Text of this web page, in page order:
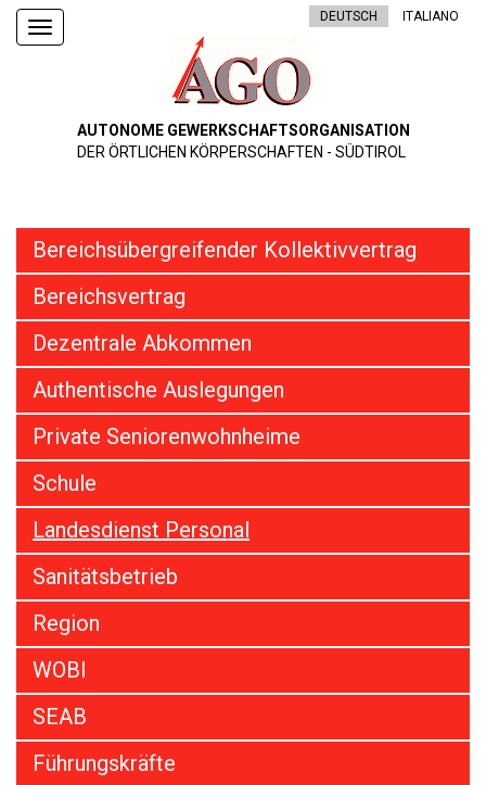
Toggle
DEUTSCH ITALIANO
AUTONOME GEWERKSCHAFTSORGANISATION
DER ÖRTLICHEN KÖRPERSCHAFTEN - SÜDTIROL
Bereichsübergreifender Kollektivvertrag
Bereichsvertrag
Dezentrale Abkommen
Authentische Auslegungen
Private Seniorenwohnheime
Schule
Landesdienst Personal
Sanitätsbetrieb
Region
WOBI
SEAB
Führungskräfte